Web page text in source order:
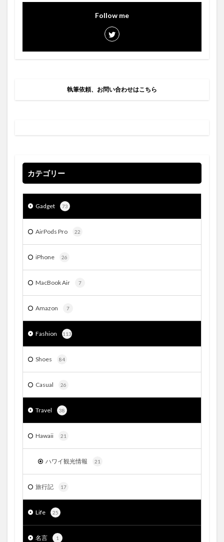
Follow me
執筆依頼、お問い合わせはこちら
カテゴリー
Gadget 73
AirPods Pro 22
iPhone 26
MacBook Air 7
Amazon 7
Fashion 113
Shoes 84
Casual 26
Travel 38
Hawaii 21
ハワイ観光情報 21
旅行記 17
Life 25
名言 1